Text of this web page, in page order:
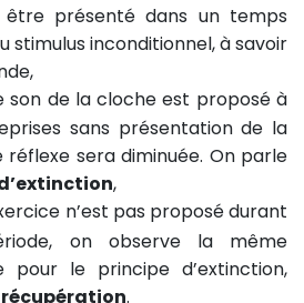
être présenté dans un temps
stimulus inconditionnel, à savoir
son de la cloche est proposé à
sans présentation de la
réflexe sera diminuée. On parle
,
n’est pas proposé durant
on observe la même
pour le principe d’extinction,
récupération.